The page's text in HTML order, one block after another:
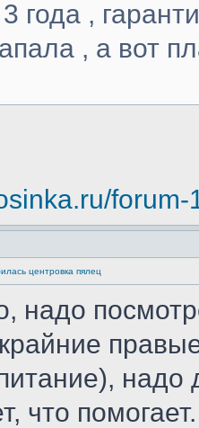
года ,
, а вот
forum-
центровка пялец
надо
надо
что помогает.